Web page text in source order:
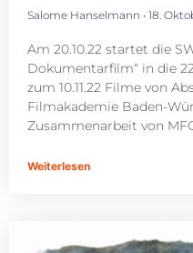
Salome Hanselmann 18.
Am 20.10.22 startet die
Dokumentarfilm“ in die
zum 10.11.22 Filme von
Filmakademie Baden-
Zusammenarbeit von
Weiterlesen